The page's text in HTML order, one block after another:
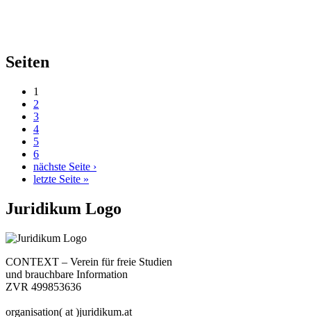
Seiten
1
2
3
4
5
6
nächste Seite ›
letzte Seite »
Juridikum Logo
CONTEXT – Verein für freie Studien
und brauchbare Information
ZVR 499853636
organisation( at )juridikum.at